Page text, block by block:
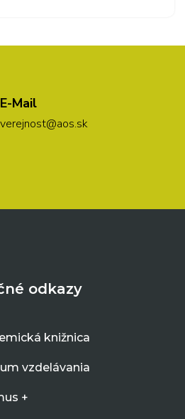
E-Mail
verejnost@aos.sk
odkazy
knižnica
vzdelávania
+